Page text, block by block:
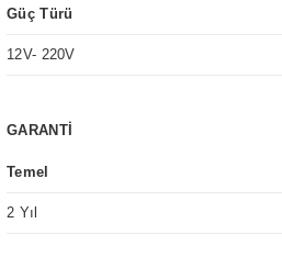
Güç Türü
12V- 220V
GARANTİ
Temel
2 Yıl